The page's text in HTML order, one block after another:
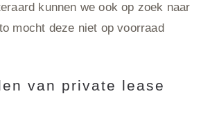
kunnen we ook op zoek naar
mocht deze niet op voorraad
van private lease